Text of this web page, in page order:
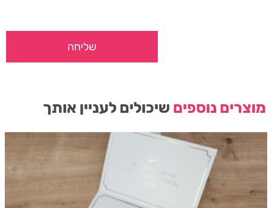
מוצרים נוספים שיכולים לעניין אותך